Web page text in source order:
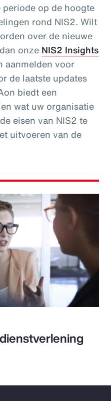
op de hoogte
rond NIS2. Wilt
over de nieuwe
onze NIS2 Insights
aanmelden voor
de laatste updates
biedt een
wat uw organisatie
eisen van NIS2 te
uitvoeren van de